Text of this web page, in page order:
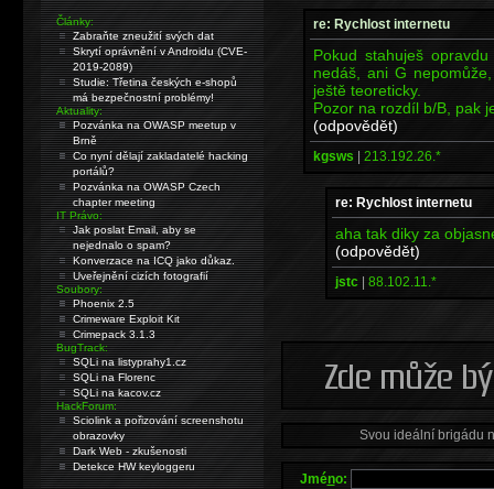
re: Rychlost internetu
Pokud stahuješ
nedáš, ani G
ještě teoreticky.
Pozor na rozdíl b/B, pak
(odpovědět)
kgsws | 213.192.26.*
re: Rychlost internetu
aha tak diky za
(odpovědět)
jstc | 88.102.11.*
Svou ideální brigádu
Jméno:
Články:
Zabraňte zneužití svých dat
Skrytí oprávnění v Androidu (CVE-
2019-2089)
Studie: Třetina českých e-shopů
má bezpečnostní problémy!
Aktuality:
Pozvánka na OWASP meetup v
Brně
Co nyní dělají zakladatelé hacking
portálů?
Pozvánka na OWASP Czech
chapter meeting
IT Právo:
Jak poslat Email, aby se
nejednalo o spam?
Konverzace na ICQ jako důkaz.
Uveřejnění cizích fotografií
Soubory:
Phoenix 2.5
Crimeware Exploit Kit
Crimepack 3.1.3
BugTrack:
SQLi na listyprahy1.cz
SQLi na Florenc
SQLi na kacov.cz
HackForum:
Sciolink a pořizování screenshotu
obrazovky
Dark Web - zkušenosti
Detekce HW keyloggeru